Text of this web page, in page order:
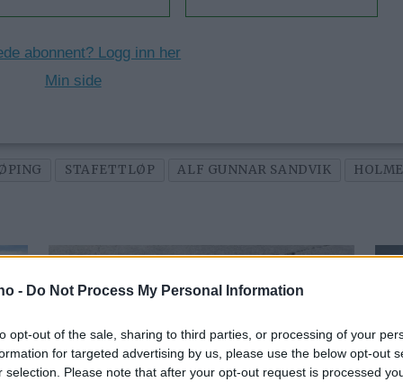
- Do Not Process My Personal Information
opt-out of the sale, sharing to third parties, or processing of your
for targeted advertising by us, please use the below opt-out
selection. Please note that after your opt-out request is processed
abonnent? Logg inn her
Min side
STAFETTLØP ALF GUNNAR SANDVIK